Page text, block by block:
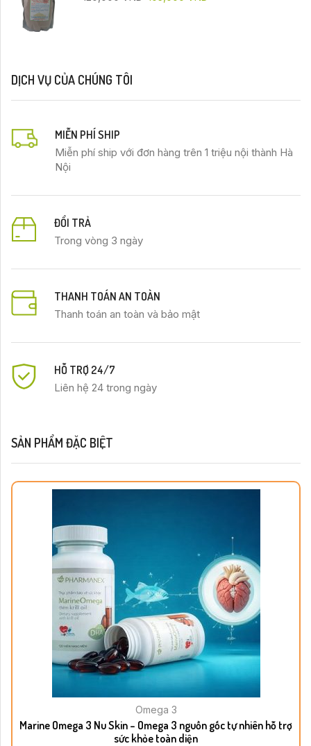
DỊCH VỤ CỦA CHÚNG TÔI
MIỄN PHÍ SHIP
Miễn phí ship với đơn hàng trên 1 triệu nội thành Hà
Nội
ĐỔI TRẢ
Trong vòng 3 ngày
THANH TOÁN AN TOÀN
Thanh toán an toàn và bảo mật
HỖ TRỢ 24/7
Liên hệ 24 trong ngày
SẢN PHẨM ĐẶC BIỆT
Omega 3
Marine Omega 3 Nu Skin – Omega 3 nguồn gốc tự nhiên hỗ trợ
sức khỏe toàn diện